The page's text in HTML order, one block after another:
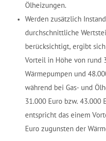
Ölheizungen.
Werden zusätzlich
durchschnittliche
berücksichtigt, ergibt
Vorteil in Höhe von rund
Wärmepumpen und
während bei Gas- und
31.000 Euro bzw. 43.000
entspricht das einem
Euro zugunsten der